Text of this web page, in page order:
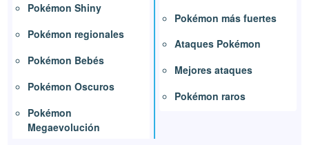
Pokémon Shiny
Pokémon regionales
Pokémon Bebés
Pokémon Oscuros
Pokémon
Megaevolución
Pokémon más fuertes
Ataques Pokémon
Mejores ataques
Pokémon raros